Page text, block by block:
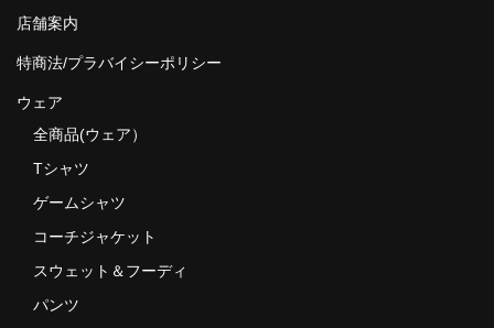
全商品（グッズ ）
タオル・リストバンド
トートバッグ
全商品
店舗案内
特商法/プラバイシーポリシー
ウェア
全商品(ウェア）
Tシャツ
ゲームシャツ
コーチジャケット
スウェット＆フーディ
パンツ